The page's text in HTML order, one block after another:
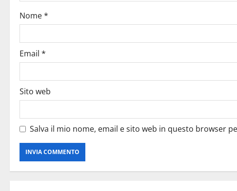
Nome*
Email *
Sito web
Salva il mio nome, email e sito web in questo browser